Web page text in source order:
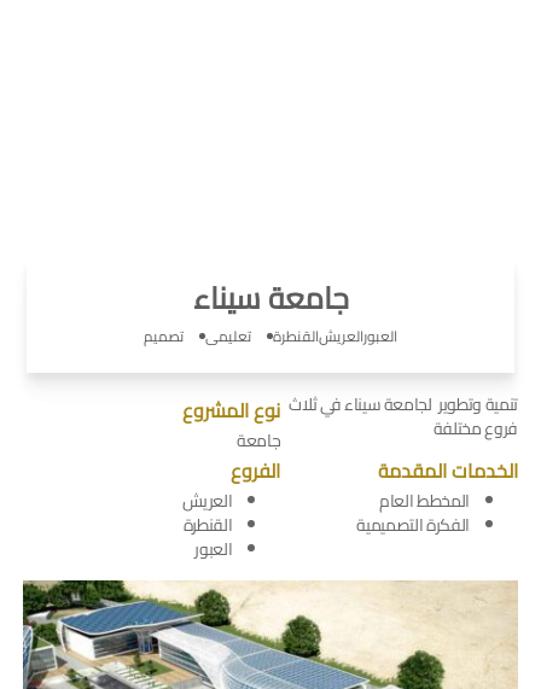
جامعة سيناء
العبورالعريشالقنطرة تعليمى تصميم
تنمية وتطوير لجامعة سيناء في ثلاث
فروع مختلفة نوع المشروع
جامعة
الخدمات المقدمة
المخطط العام
الفكرة التصميمية
الفروع
العريش
القنطرة
العبور